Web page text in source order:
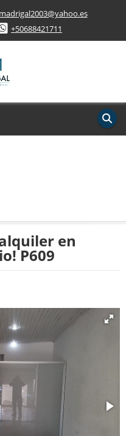
+50688421711
en
P609